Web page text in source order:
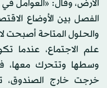
الأرض، وقال: «العوامل
الفصل بين الأوضاع
والحلول المتاحة أصبحت
علم الاجتماع، عندما
وسطها وتتحرك معها،
خرجت خارج الصندوق،